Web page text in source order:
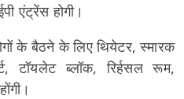
एंट्रेंस होगी।
के बैठने के लिए थियेटर, स्मारक
टॉयलेट ब्लॉक, रिर्हसल रूम,